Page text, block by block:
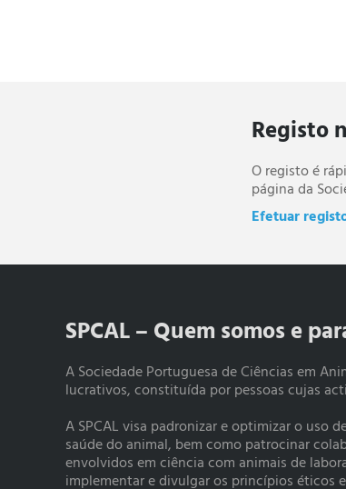
Registo
O registo é
página da
Efetuar
SPCAL – Quem somos e
A Sociedade Portuguesa de Ciências em
lucrativos, constituída por pessoas cujas
A SPCAL visa padronizar e optimizar o uso
saúde do animal, bem como patrocinar
envolvidos em ciência com animais de
implementar e divulgar os princípios éticos